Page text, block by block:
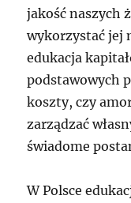
jakość naszych
wykorzystać jej
edukacja
podstawowych
koszty, czy
zarządzać
świadome
W Polsce